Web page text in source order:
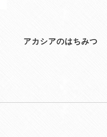
アカシアのはちみつ